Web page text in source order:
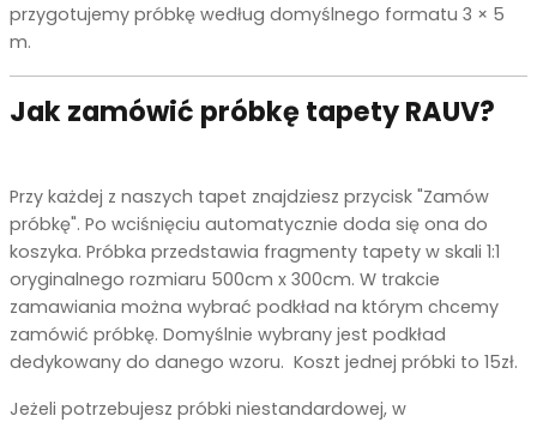
przygotujemy próbkę według domyślnego formatu 3 × 5
m.
Jak zamówić próbkę tapety RAUV?
Przy każdej z naszych tapet znajdziesz przycisk "Zamów
próbkę". Po wciśnięciu automatycznie doda się ona do
koszyka. Próbka przedstawia fragmenty tapety w skali 1:1
oryginalnego rozmiaru 500cm x 300cm. W trakcie
zamawiania można wybrać podkład na którym chcemy
zamówić próbkę. Domyślnie wybrany jest podkład
dedykowany do danego wzoru. Koszt jednej próbki to 15zł.
Jeżeli potrzebujesz próbki niestandardowej, w